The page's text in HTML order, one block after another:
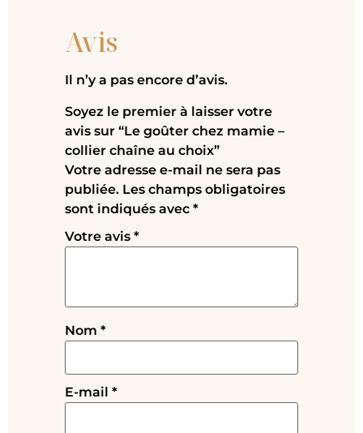
Avis
Il n’y a pas encore d’avis.
Soyez le premier à laisser votre
avis sur “Le goûter chez mamie –
collier chaîne au choix”
Votre adresse e-mail ne sera pas
publiée. Les champs obligatoires
sont indiqués avec *
Votre avis *
Nom *
E-mail *